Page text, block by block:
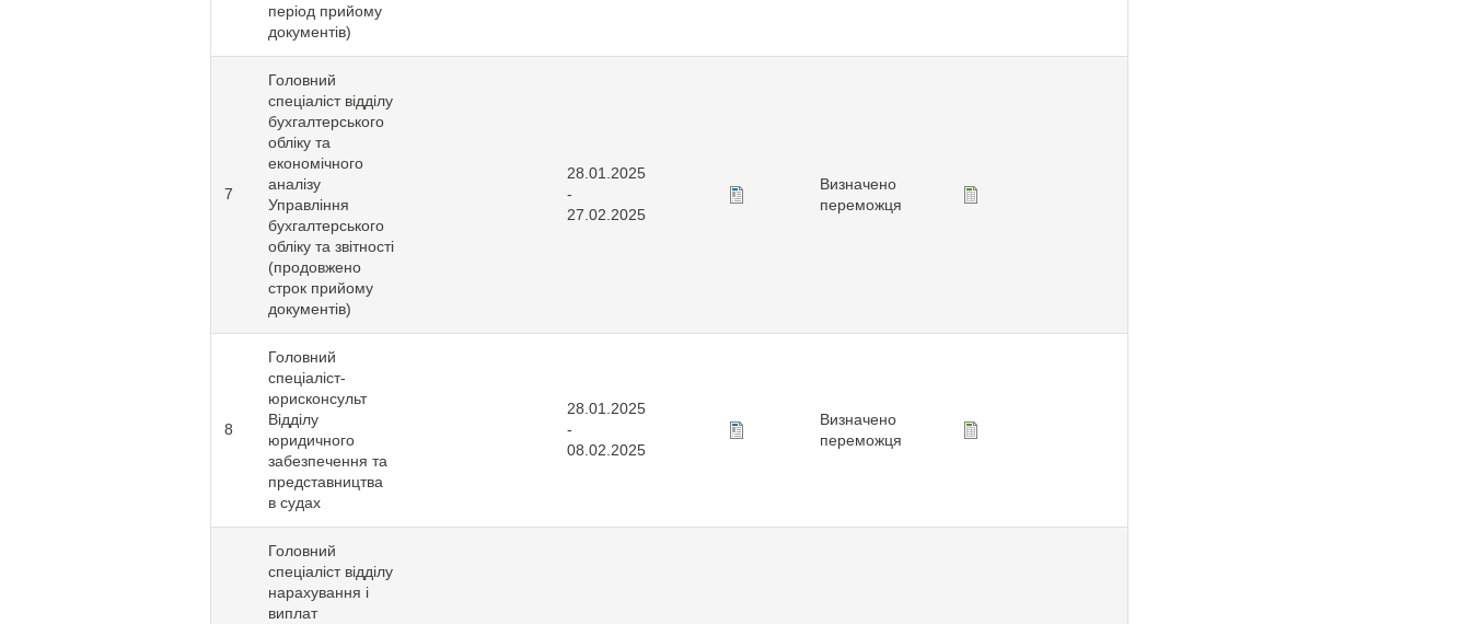
період прийому
документів)
7
Головний
спеціаліст відділу
бухгалтерського
обліку та
економічного
аналізу
Управління
бухгалтерського
обліку та звітності
(продовжено
строк прийому
документів)
28.01.2025
-
27.02.2025
Визначено
переможця
8
Головний
спеціаліст-
юрисконсульт
Відділу
юридичного
забезпечення та
представництва
в судах
28.01.2025
-
08.02.2025
Визначено
переможця
Головний
спеціаліст відділу
нарахування і
виплат